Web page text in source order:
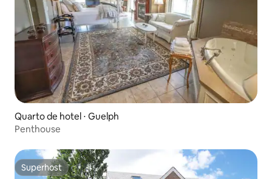
Quarto de hotel ⋅ Guelph
Penthouse
Superhost
Superhost